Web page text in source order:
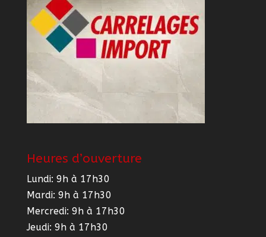
Heures d’ouverture
Lundi: 9h à 17h30
Mardi: 9h à 17h30
Mercredi: 9h à 17h30
Jeudi: 9h à 17h30